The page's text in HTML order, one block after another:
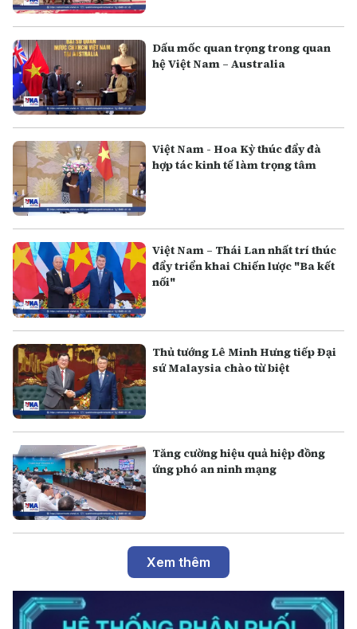
Dấu mốc quan trọng trong quan
hệ Việt Nam – Australia
Việt Nam - Hoa Kỳ thúc đẩy đà
hợp tác kinh tế làm trọng tâm
Việt Nam – Thái Lan nhất trí thúc
đẩy triển khai Chiến lược "Ba kết
nối"
Thủ tướng Lê Minh Hưng tiếp Đại
sứ Malaysia chào từ biệt
Tăng cường hiệu quả hiệp đồng
ứng phó an ninh mạng
Xem thêm